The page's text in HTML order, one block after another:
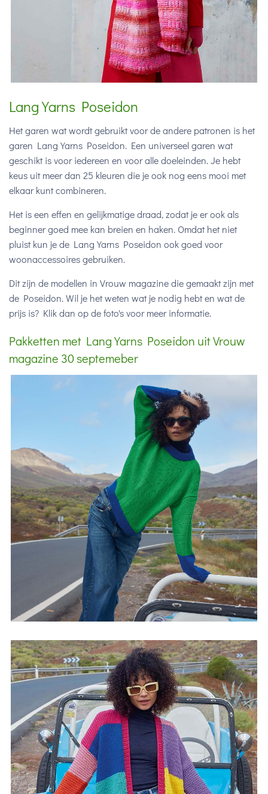
Lang Yarns Poseidon
Het garen wat wordt gebruikt voor de andere patronen is het
garen Lang Yarns Poseidon. Een universeel garen wat
geschikt is voor iedereen en voor alle doeleinden. Je hebt
keus uit meer dan 25 kleuren die je ook nog eens mooi met
elkaar kunt combineren.
Het is een effen en gelijkmatige draad, zodat je er ook als
beginner goed mee kan breien en haken. Omdat het niet
pluist kun je de Lang Yarns Poseidon ook goed voor
woonaccessoires gebruiken.
Dit zijn de modellen in Vrouw magazine die gemaakt zijn met
de Poseidon. Wil je het weten wat je nodig hebt en wat de
prijs is? Klik dan op de foto's voor meer informatie.
Pakketten met Lang Yarns Poseidon uit Vrouw
magazine 30 septemeber